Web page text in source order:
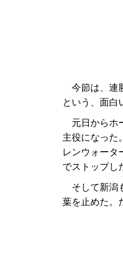
今節は、連
という、面白
元日からホ
主役になった
レンウォータ
でストップし
そして新潟
葉を止めた。